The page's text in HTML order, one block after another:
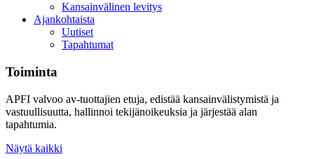
Kansainvälinen levitys
Ajankohtaista
Uutiset
Tapahtumat
Toiminta
APFI valvoo av-tuottajien etuja, edistää kansainvälistymistä ja
vastuullisuutta, hallinnoi tekijänoikeuksia ja järjestää alan
tapahtumia.
Näytä kaikki